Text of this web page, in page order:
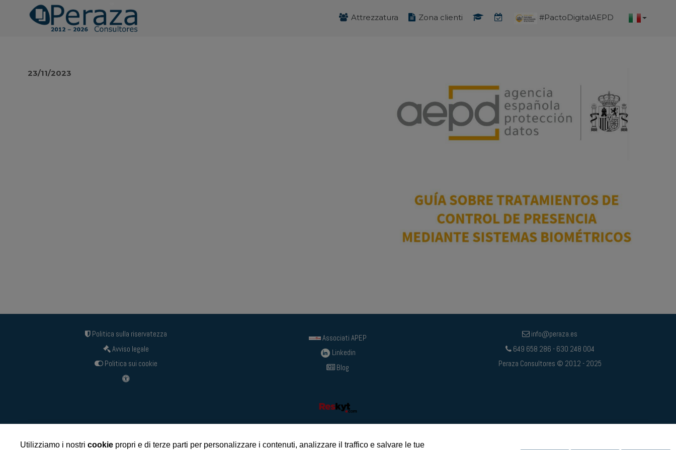
Attrezzatura Zona clienti #PactoDigitalAEPD
23/11/2023
Politica sulla riservatezza
Avviso legale
Politica sui cookie
Associati APEP
Linkedin
Blog
info@peraza.es
649 658 286 - 630 248 004
Peraza Consultores © 2012 - 2025
Utilizziamo i nostricookie propri e di terze parti per personalizzare i contenuti, analizzare il traffico e salvare le tue